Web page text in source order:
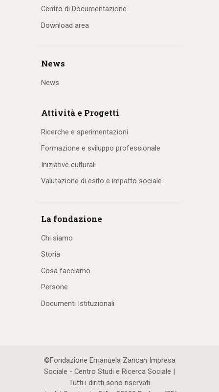
Centro di Documentazione
Download area
News
News
Attività e Progetti
Ricerche e sperimentazioni
Formazione e sviluppo professionale
Iniziative culturali
Valutazione di esito e impatto sociale
La fondazione
Chi siamo
Storia
Cosa facciamo
Persone
Documenti Istituzionali
©Fondazione Emanuela Zancan Impresa
Sociale - Centro Studi e Ricerca Sociale |
Tutti i diritti sono riservati